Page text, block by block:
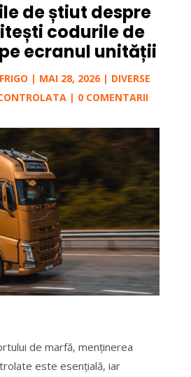
de știut despre
codurile de
ecranul unității
| MAI 28, 2026 | DIVERSE
| 0 COMENTARII
de marfă, menținerea
este esențială, iar